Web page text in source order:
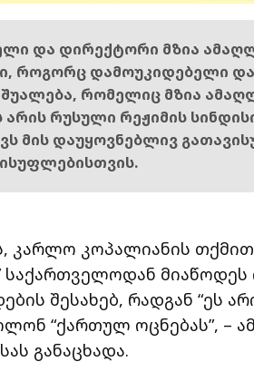
და დირექტორი მზია
როგორც დამოუკიდებელი და
რომელიც მზია
არის რუსული რეჟიმის
მის დაუყოვნებლივ
კარლო კოპალიანის თქმით,
საქართველოდან მიაწოდეს
შესახებ, რადგან “ეს
“ქართულ ოცნებას”, –
განაცხადა.